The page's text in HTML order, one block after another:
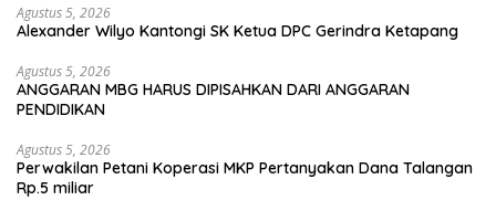
Agustus 5, 2026
Alexander Wilyo Kantongi SK Ketua DPC Gerindra Ketapang
Agustus 5, 2026
ANGGARAN MBG HARUS DIPISAHKAN DARI ANGGARAN
PENDIDIKAN
Agustus 5, 2026
Perwakilan Petani Koperasi MKP Pertanyakan Dana Talangan
Rp.5 miliar